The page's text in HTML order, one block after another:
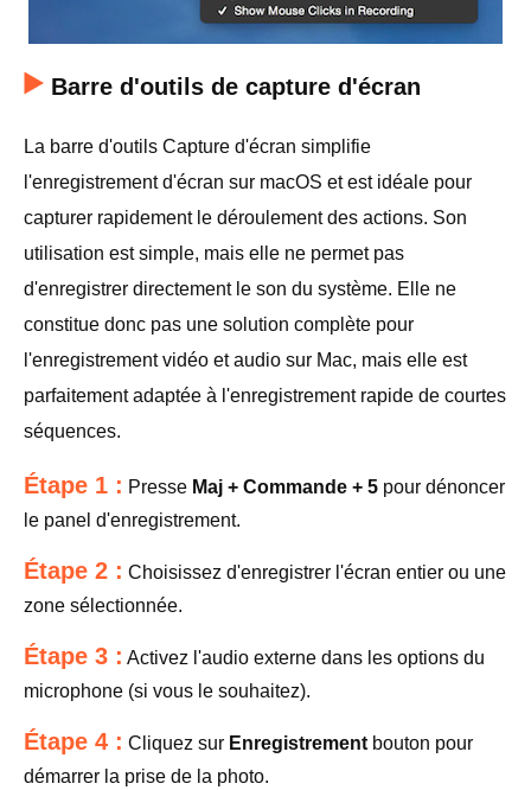
Barre d'outils de capture d'écran
La barre d'outils Capture d'écran simplifie
l'enregistrement d'écran sur macOS et est idéale pour
capturer rapidement le déroulement des actions. Son
utilisation est simple, mais elle ne permet pas
d'enregistrer directement le son du système. Elle ne
constitue donc pas une solution complète pour
l'enregistrement vidéo et audio sur Mac, mais elle est
parfaitement adaptée à l'enregistrement rapide de courtes
séquences.
Étape 1 : Presse Maj + Commande + 5 pour dénoncer
le panel d'enregistrement.
Étape 2 : Choisissez d'enregistrer l'écran entier ou une
zone sélectionnée.
Étape 3 : Activez l'audio externe dans les options du
microphone (si vous le souhaitez).
Étape 4 : Cliquez sur Enregistrement bouton pour
démarrer la prise de la photo.